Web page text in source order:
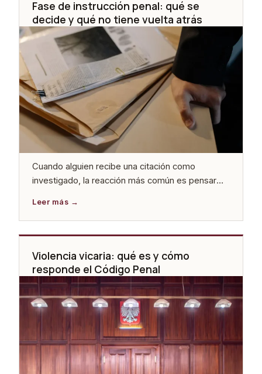
Fase de instrucción penal: qué se
decide y qué no tiene vuelta atrás
Cuando alguien recibe una citación como
investigado, la reacción más común es pensar
juicio es lo importante. Que ya habrá tiempo para
preparar la defensa. Es el error que más caro
sale en un proceso penal. La instrucción penal es
la fase en la que se […]
Violencia vicaria: qué es y cómo
responde el Código Penal